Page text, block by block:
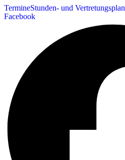
TermineStunden- und Vertretungsplan
Facebook